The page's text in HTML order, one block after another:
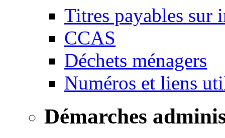
Titres payables sur
CCAS
Déchets ménagers
Numéros et liens
Démarches